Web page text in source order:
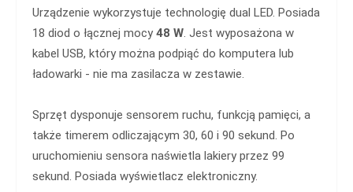
Urządzenie wykorzystuje technologię dual LED. Posiada
18 diod o łącznej mocy48 W. Jest wyposażona w
kabel USB, który można podpiąć do komputera lub
ładowarki - nie ma zasilacza w zestawie.
Sprzęt dysponuje sensorem ruchu, funkcją pamięci, a
także timerem odliczającym 30, 60 i 90 sekund. Po
uruchomieniu sensora naświetla lakiery przez 99
sekund. Posiada wyświetlacz elektroniczny.